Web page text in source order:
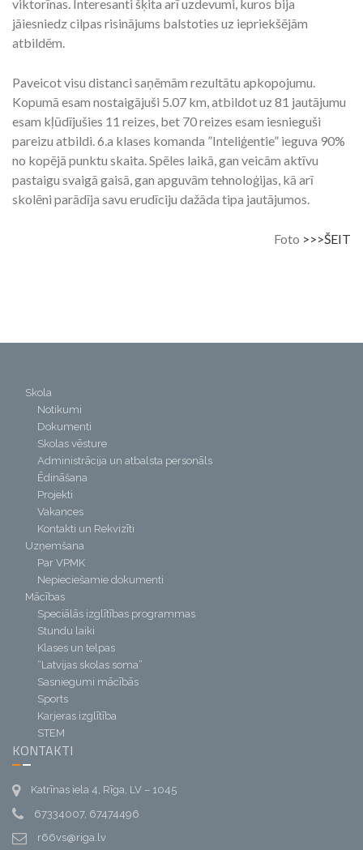
viktorīnas. Interesanti šķita arī uzdevumi, kuros bija
jāiesniedz cilpas risinājums balstoties uz iepriekšējām
atbildēm.
Paveicot visu distanci saņēmām rezultātu apkopojumu.
Kopumā esam nostaigājuši 5.07 km, atbildot uz 81 jautājumu
esam kļūdījušies 11 reizes, bet 70 reizes esam iesnieguši
pareizu atbildi. 6.a klases komanda ”Inteliģentie” ieguva 90%
no kopējā punktu skaita. Spēles laikā, gan veicām aktīvu
pastaigu svaigā gaisā, gan apguvām tehnoloģijas, kā arī
skolēni parādīja savu erudīciju dažāda tipa jautājumos.
Foto >>>ŠEIT
Skola
Notikumi
Dokumenti
Skolas vēsture
Administrācija un atbalsta personāls
Ēdināšana
Projekti
Vakances
Kontakti un Rekvizīti
Uzņemšana
Par VPMK
Nepieciešamie dokumenti
Mācības
Speciālās izglītības programmas
Stundu laiki
Klases un telpas
“Latvijas skolas soma”
Sasniegumi mācībās
Sports
Karjeras izglītība
STEM
KONTAKTI
Katrīnas iela 4, Rīga, LV – 1045
67334007, 67474496
r66vs@riga.lv